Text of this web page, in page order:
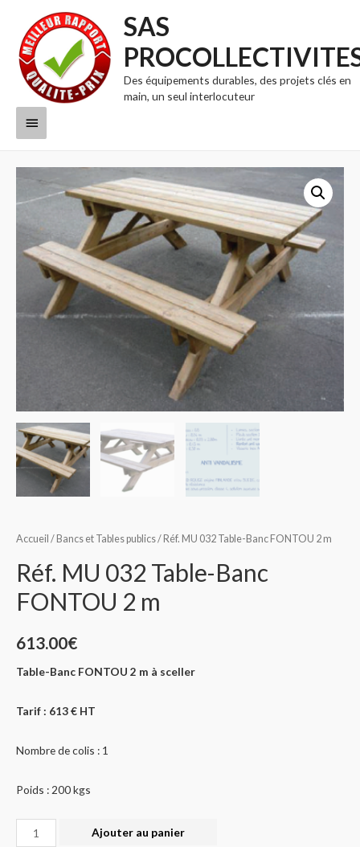
SAS
Des équipements durables, des projets clés en
main, un seul interlocuteur
Menu
Accueil / Bancs et Tables publics/ Réf. MU 032 Table-Banc FONTOU 2 m
Réf. MU 032 Table-Banc
FONTOU 2 m
613.00€
Table-Banc FONTOU 2 m à sceller
Tarif : 613 € HT
Nombre de colis : 1
Poids : 200 kgs
Quantité Ajouter au panier